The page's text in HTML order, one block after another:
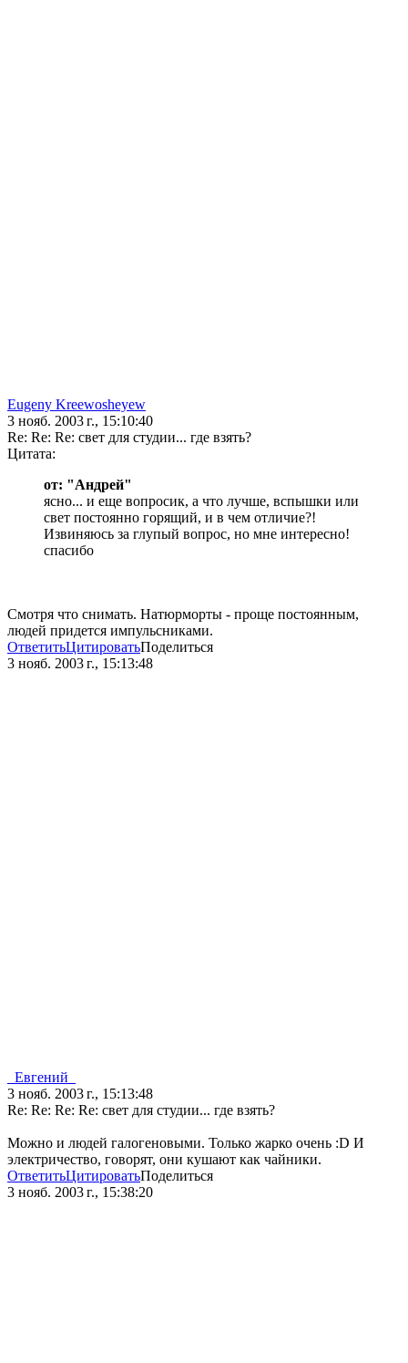
Eugeny Kreewosheyew
3 нояб. 2003 г., 15:10:40
Re: Re: Re: свет для студии... где взять?
Цитата:
от: "Андрей"
ясно... и еще вопросик, а что лучше, вспышки или
свет постоянно горящий, и в чем отличие?!
Извиняюсь за глупый вопрос, но мне интересно!
спасибо
Смотря что снимать. Натюрморты - проще постоянным,
людей придется импульсниками.
ОтветитьЦитироватьПоделиться
3 нояб. 2003 г., 15:13:48
_Евгений_
3 нояб. 2003 г., 15:13:48
Re: Re: Re: Re: свет для студии... где взять?
Можно и людей галогеновыми. Только жарко очень :D И
электричество, говорят, они кушают как чайники.
ОтветитьЦитироватьПоделиться
3 нояб. 2003 г., 15:38:20